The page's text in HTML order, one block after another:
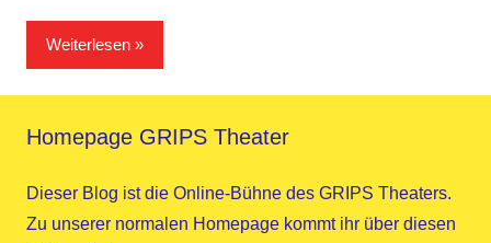
Weiterlesen
Homepage GRIPS Theater
Dieser Blog ist die Online-Bühne des GRIPS Theaters.
Zu unserer normalen Homepage kommt ihr über diesen